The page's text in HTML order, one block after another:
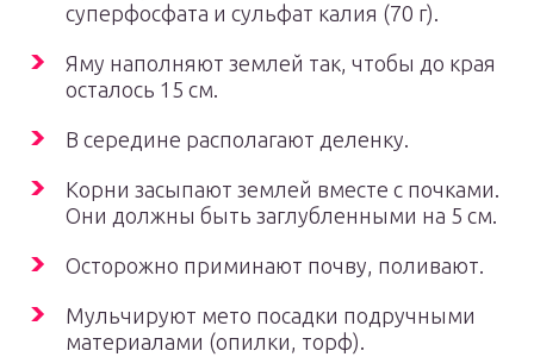
суперфосфата и сульфат калия (70 г).
Яму наполняют землей так, чтобы до края
осталось 15 см.
В середине располагают деленку.
Корни засыпают землей вместе с почками.
Они должны быть заглубленными на 5 см.
Осторожно приминают почву, поливают.
Мульчируют мето посадки подручными
материалами (опилки, торф).